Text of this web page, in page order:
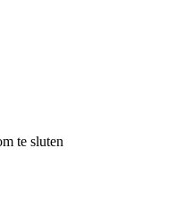
te sluten